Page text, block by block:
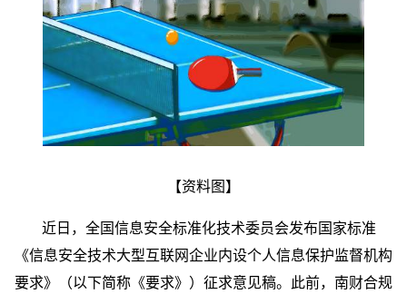
【资料图】
近日，全国信息安全标准化技术委员会发布国家标准
《信息安全技术大型互联网企业内设个人信息保护监督机构
要求》（以下简称《要求》）征求意见稿。此前，南财合规